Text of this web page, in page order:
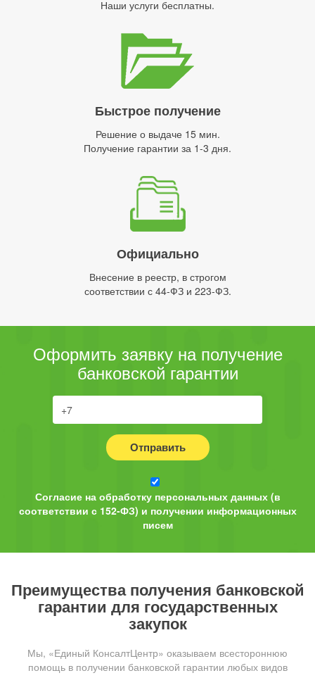
Наши услуги бесплатны.
Быстрое получение
Решение о выдаче 15 мин.
Получение гарантии за 1-3 дня.
Официально
Внесение в реестр, в строгом
соответствии с 44-ФЗ и 223-ФЗ.
Оформить заявку на получение
банковской гарантии
Отправить
Согласие на обработку персональных данных (в
соответствии с 152-ФЗ) и получении информационных
писем
Преимущества получения банковской
гарантии для государственных
закупок
Мы, «Единый КонсалтЦентр» оказываем всестороннюю
помощь в получении банковской гарантии любых видов